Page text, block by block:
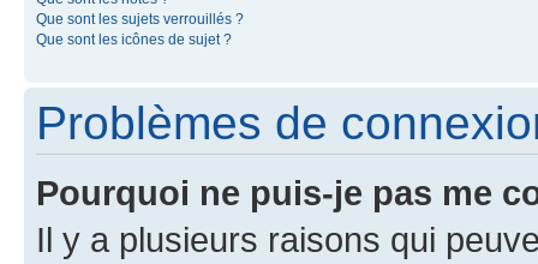
Que sont les sujets verrouillés ?
Que sont les icônes de sujet ?
Problèmes de
Pourquoi ne puis-je pas me
Il y a plusieurs raisons qui